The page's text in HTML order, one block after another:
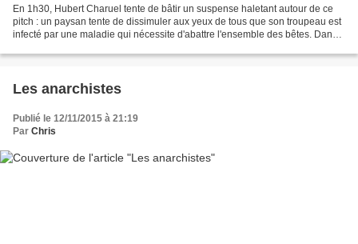
En 1h30, Hubert Charuel tente de bâtir un suspense haletant autour de ce
pitch : un paysan tente de dissimuler aux yeux de tous que son troupeau est
infecté par une maladie qui nécessite d'abattre l'ensemble des bêtes. Dans
Les anarchistes
Publié le 12/11/2015 à 21:19
Par Chris